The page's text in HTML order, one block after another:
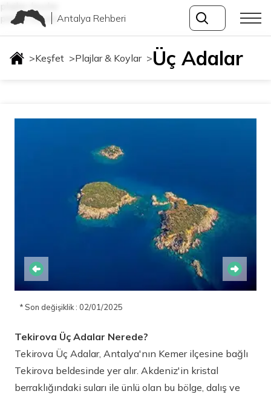
plajlar-koylar
plajlar-koylarAntalya Rehberi
>Keşfet >Plajlar & Koylar >Üç Adalar
* Son değişiklik : 02/01/2025
Tekirova Üç Adalar Nerede?
Tekirova Üç Adalar, Antalya'nın Kemer ilçesine bağlı
Tekirova beldesinde yer alır. Akdeniz'in kristal
berraklığındaki suları ile ünlü olan bu bölge, dalış ve